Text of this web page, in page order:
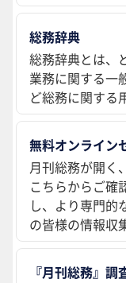
総務辞典
総務辞典とは、
業務に関する一
ど総務に関する
無料オンライン
月刊総務が開く
こちらからご確
し、より専門的
の皆様の情報収
『月刊総務』調